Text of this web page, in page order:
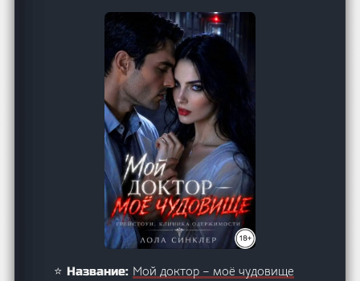
⭐ Название: Мой доктор – моё чудовище